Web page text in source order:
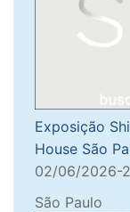
Exposição
House São
02/06/2026-
São Paulo